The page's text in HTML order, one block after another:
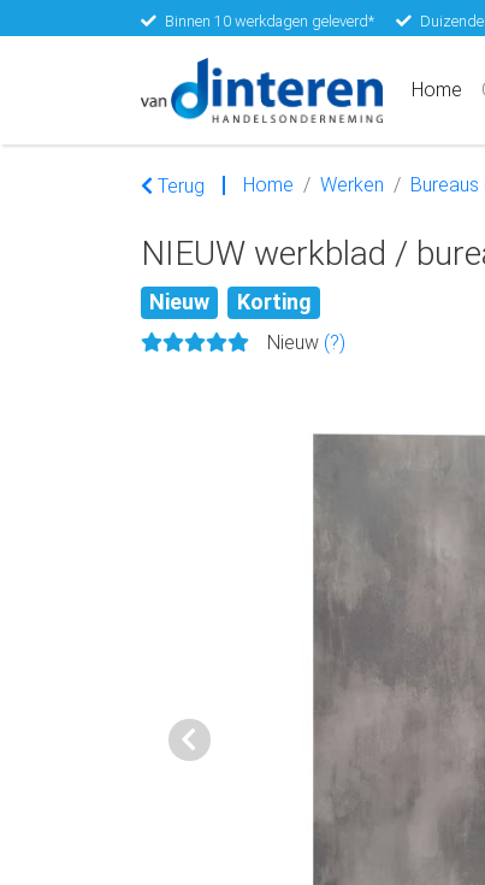
Binnen 10 werkdagen geleverd*
Home
Terug Home Werken
NIEUW werkblad /
Korting
Nieuw
Nieuw (?)
Vorige